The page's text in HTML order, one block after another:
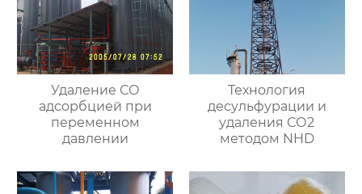
Удаление СО
адсорбцией при
переменном
давлении
Технология
десульфурации и
удаления СО2
методом NHD